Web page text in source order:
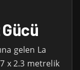
gelen La
x 2.3 metrelik